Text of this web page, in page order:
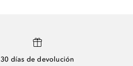
30 días de devolución